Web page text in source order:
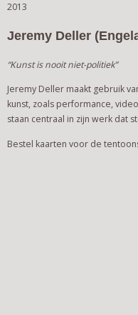
2013
Jeremy Deller
“Kunst is nooit niet-politiek”
Jeremy Deller maakt gebruik
kunst, zoals performance,
staan centraal in zijn werk dat
Bestel kaarten voor de